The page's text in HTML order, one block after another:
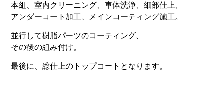
本組、室内クリーニング、車体洗浄、細部仕上、
アンダーコート加工、メインコーティング施工。
並行して樹脂パーツのコーティング、
その後の組み付け。
最後に、総仕上のトップコートとなります。